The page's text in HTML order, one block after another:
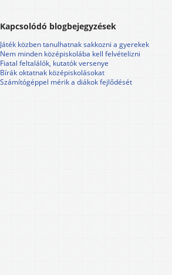
Kapcsolódó blogbejegyzések
Játék közben tanulhatnak sakkozni a gyerekek
Nem minden középiskolába kell felvételizni
Fiatal feltalálók, kutatók versenye
Bírák oktatnak középiskolásokat
Számítógéppel mérik a diákok fejlődését